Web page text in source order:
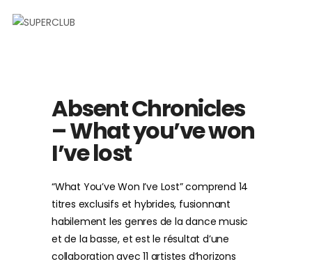
Absent Chronicles
– What you’ve won
I’ve lost
“What You’ve Won I’ve Lost” comprend 14
titres exclusifs et hybrides, fusionnant
habilement les genres de la dance music
et de la basse, et est le résultat d’une
collaboration avec 11 artistes d’horizons